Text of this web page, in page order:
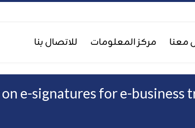
معنا مركز المعلومات للاتصال بنا
e-signatures for e-business